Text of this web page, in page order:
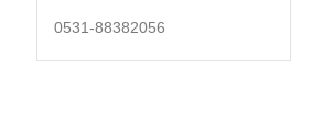
0531-88382056